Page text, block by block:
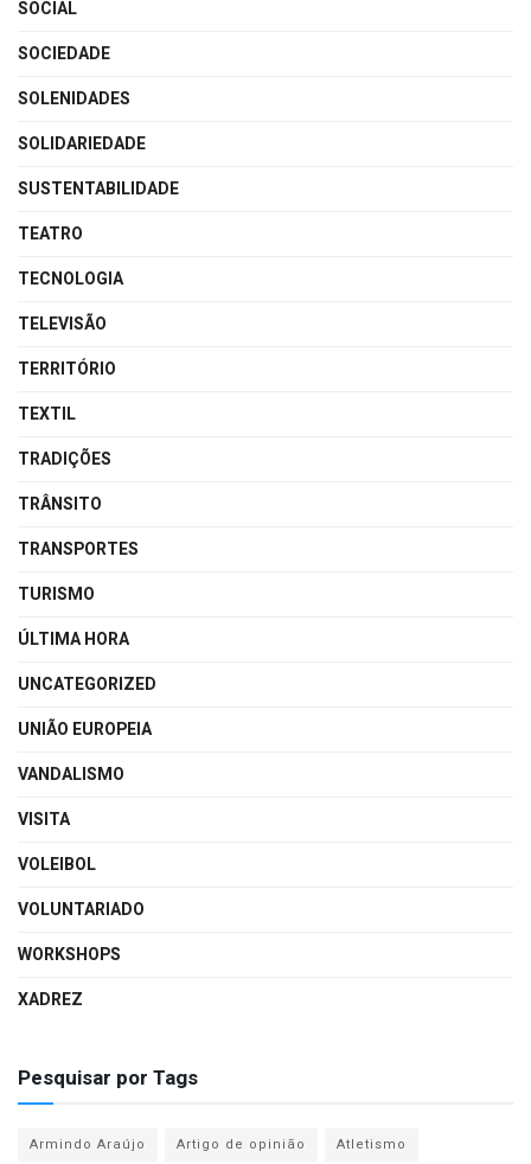
SOCIAL
SOCIEDADE
SOLENIDADES
SOLIDARIEDADE
SUSTENTABILIDADE
TEATRO
TECNOLOGIA
TELEVISÃO
TERRITÓRIO
TEXTIL
TRADIÇÕES
TRÂNSITO
TRANSPORTES
TURISMO
ÚLTIMA HORA
UNCATEGORIZED
UNIÃO EUROPEIA
VANDALISMO
VISITA
VOLEIBOL
VOLUNTARIADO
WORKSHOPS
XADREZ
Pesquisar por Tags
Armindo Araújo Artigo de opinião
Atletismo